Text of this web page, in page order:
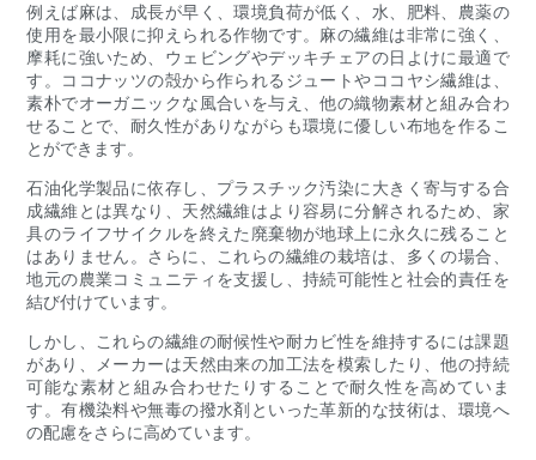
例えば麻は、成長が早く、環境負荷が低く、水、肥料、農薬の
使用を最小限に抑えられる作物です。麻の繊維は非常に強く、
摩耗に強いため、ウェビングやデッキチェアの日よけに最適で
す。ココナッツの殻から作られるジュートやココヤシ繊維は、
素朴でオーガニックな風合いを与え、他の織物素材と組み合わ
せることで、耐久性がありながらも環境に優しい布地を作るこ
とができます。
石油化学製品に依存し、プラスチック汚染に大きく寄与する合
成繊維とは異なり、天然繊維はより容易に分解されるため、家
具のライフサイクルを終えた廃棄物が地球上に永久に残ること
はありません。さらに、これらの繊維の栽培は、多くの場合、
地元の農業コミュニティを支援し、持続可能性と社会的責任を
結び付けています。
しかし、これらの繊維の耐候性や耐カビ性を維持するには課題
があり、メーカーは天然由来の加工法を模索したり、他の持続
可能な素材と組み合わせたりすることで耐久性を高めていま
す。有機染料や無毒の撥水剤といった革新的な技術は、環境へ
の配慮をさらに高めています。